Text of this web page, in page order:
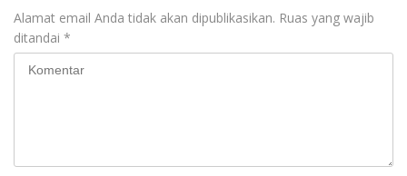
Alamat email Anda tidak akan dipublikasikan. Ruas yang wajib
ditandai *